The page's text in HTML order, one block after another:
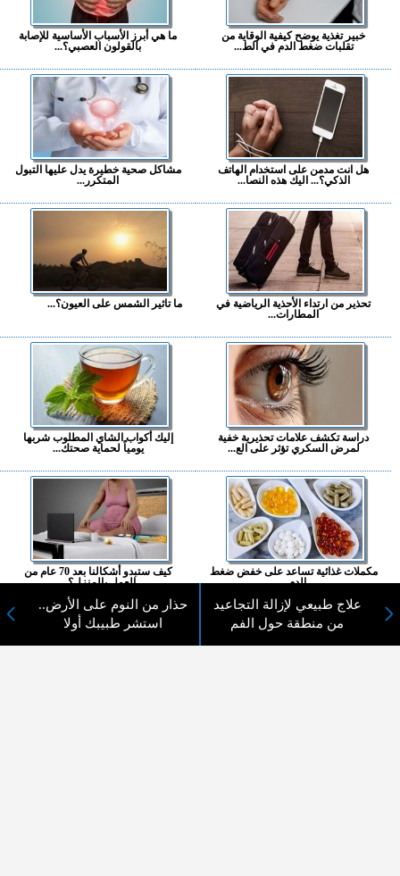
خبير تغذية يوضح كيفية الوقاية من
تقلبات ضغط الدم في الط...
ما هي أبرز الأسباب الأساسية للإصابة
بالقولون العصبي؟...
هل انت مدمن على استخدام الهاتف
الذكي؟... اليك هذه النصا...
مشاكل صحية خطيرة يدل عليها التبول
المتكرر...
تحذير من ارتداء الأحذية الرياضية في
المطارات...
ما تاثير الشمس على العيون؟...
دراسة تكشف علامات تحذيرية خفية
لمرض السكري تؤثر على الع...
إليك أكواب الشاي المطلوب شربها
يومياً لحماية صحتك...
مكملات غذائية تساعد على خفض ضغط
الدم...
كيف ستبدو أشكالنا بعد 70 عام من
العمل بالمنزل؟...
المزيد ...
علاج طبيعي لإزالة التجاعيد
من منطقة حول الفم
حذار من النوم على الأرض..
استشر طبيبك أولا